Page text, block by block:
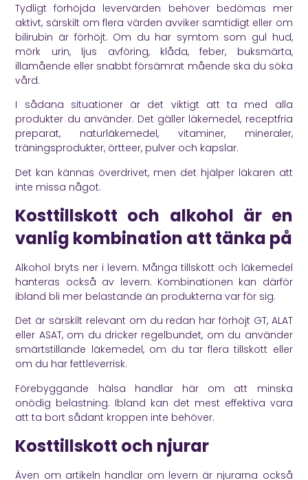
Tydligt förhöjda levervärden behöver bedömas mer
aktivt, särskilt om flera värden avviker samtidigt eller om
bilirubin är förhöjt. Om du har symtom som gul hud,
mörk urin, ljus avföring, klåda, feber, buksmärta,
illamående eller snabbt försämrat mående ska du söka
vård.
I sådana situationer är det viktigt att ta med alla
produkter du använder. Det gäller läkemedel, receptfria
preparat, naturläkemedel, vitaminer, mineraler,
träningsprodukter, örtteer, pulver och kapslar.
Det kan kännas överdrivet, men det hjälper läkaren att
inte missa något.
Kosttillskott och alkohol är en
vanlig kombination att tänka på
Alkohol bryts ner i levern. Många tillskott och läkemedel
hanteras också av levern. Kombinationen kan därför
ibland bli mer belastande än produkterna var för sig.
Det är särskilt relevant om du redan har förhöjt GT, ALAT
eller ASAT, om du dricker regelbundet, om du använder
smärtstillande läkemedel, om du tar flera tillskott eller
om du har fettleverrisk.
Förebyggande hälsa handlar här om att minska
onödig belastning. Ibland kan det mest effektiva vara
att ta bort sådant kroppen inte behöver.
Kosttillskott och njurar
Även om artikeln handlar om levern är njurarna också